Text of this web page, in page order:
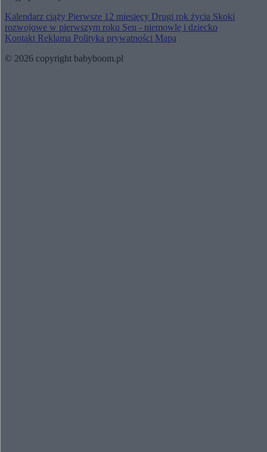
Kalendarz ciąży Pierwsze 12 miesięcy Drugi rok życia Skoki
rozwojowe w pierwszym roku Sen - niemowlę i dziecko
Kontakt Reklama Polityka prywatności Mapa
© 2026 copyright babyboom.pl